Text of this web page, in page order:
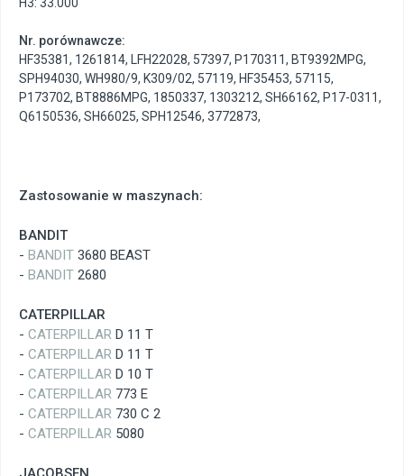
Zastosowanie w maszynach:
BANDIT
- BANDIT 3680 BEAST
- BANDIT 2680
CATERPILLAR
- CATERPILLAR D 11 T
- CATERPILLAR D 11 T
- CATERPILLAR D 10 T
- CATERPILLAR 773 E
- CATERPILLAR 730 C 2
- CATERPILLAR 5080
H3: 33.000
Nr. porównawcze:
HF35381, 1261814, LFH22028, 57397, P170311, BT9392MPG,
SPH94030, WH980/9, K309/02, 57119, HF35453, 57115,
P173702, BT8886MPG, 1850337, 1303212, SH66162, P17-0311,
Q6150536, SH66025, SPH12546, 3772873,